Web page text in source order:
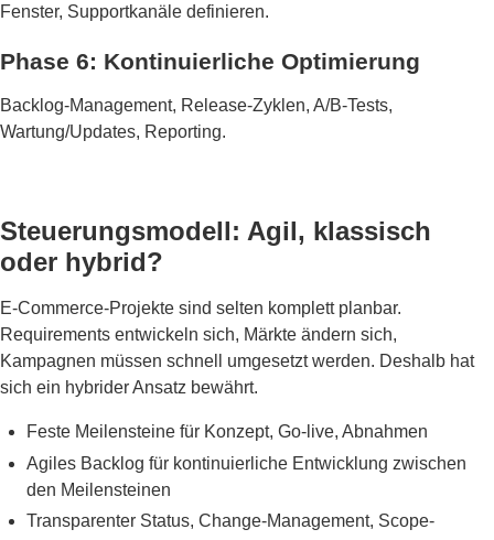
Fenster, Supportkanäle definieren.
Phase 6: Kontinuierliche Optimierung
Backlog-Management, Release-Zyklen, A/B-Tests,
Wartung/Updates, Reporting.
Steuerungsmodell: Agil, klassisch
oder hybrid?
E-Commerce-Projekte sind selten komplett planbar.
Requirements entwickeln sich, Märkte ändern sich,
Kampagnen müssen schnell umgesetzt werden. Deshalb hat
sich ein hybrider Ansatz bewährt.
Feste Meilensteine für Konzept, Go-live, Abnahmen
Agiles Backlog für kontinuierliche Entwicklung zwischen
den Meilensteinen
Transparenter Status, Change-Management, Scope-